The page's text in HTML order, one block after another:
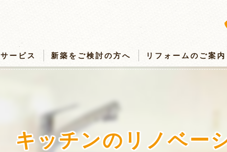
サービス 新築をご検討の方へ リフォームのご案内
キッチンのリノベー